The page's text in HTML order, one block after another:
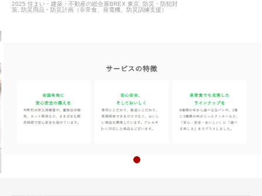
2025 住まい・建築・不動産の総合展BREX 東京
防災・防犯対
策
防災用品・防災計画（非常食、発電機、防災訓練支援）